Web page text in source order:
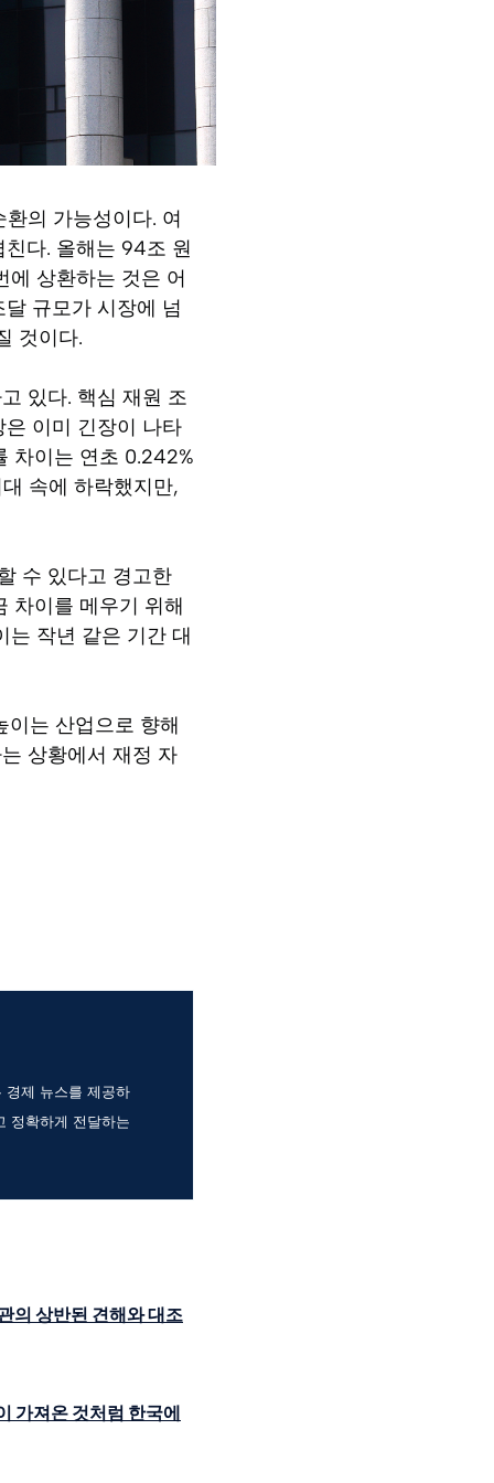
의 가능성이다. 여
다. 올해는 94조 원
에 상환하는 것은 어
규모가 시장에 넘
것이다.
있다. 핵심 재원 조
이미 긴장이 나타
차이는 연초 0.242%
속에 하락했지만,
수 있다고 경고한
차이를 메우기 위해
는 작년 같은 기간 대
이는 산업으로 향해
상황에서 재정 자
경제 뉴스를 제공하
정확하게 전달하는
의 상반된 견해와 대조
가져온 것처럼 한국에